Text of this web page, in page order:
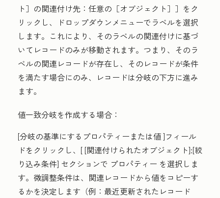
ト］の関連付け先：任意の［オブジェクト］］をク
リックし、ドロップダウンメニューでラベルを選択
します。これにより、そのラベルの関連付けに基づ
いてレコードのみが移動されます。つまり、そのラ
ベルの関連レコードが存在し、そのレコードが条件
を満たす場合にのみ、レコードは分岐の下方に進み
ます。
値一致分岐を作成する場合：
[分岐の基準にするプロパティーまたは値]フィール
ドをクリックし、[ [関連付けられたオブジェクト]:[絞
り込み条件] セクションで プロパティー を選択しま
す。微調整条件は、関連レコードから値をコピーす
るかを決定します（例：最近更新されたレコード